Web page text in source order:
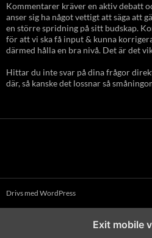
Kommentarer kräver en aktiv debatt
anser sig ha något vettigt att säga att
en större spridning på sitt budskap.
för att vi ska få input & kunna
därmed hålla en bra nivå. Det är det
Hittar du inte svar på dina frågor
där, så kanske det lossnar så
Drivs med WordPress
Exit mobile